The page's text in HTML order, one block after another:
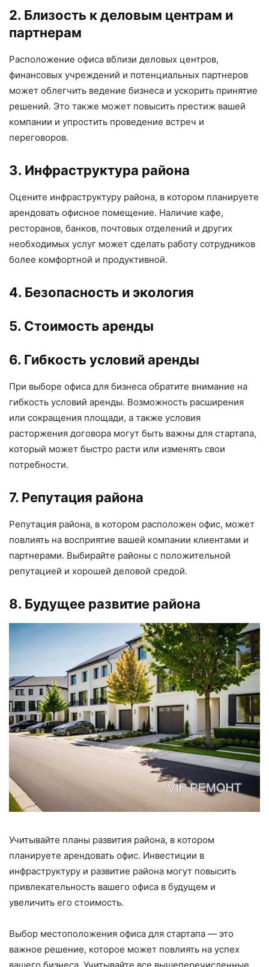
2. Близость к деловым центрам и
партнерам
Расположение офиса вблизи деловых центров,
финансовых учреждений и потенциальных партнеров
может облегчить ведение бизнеса и ускорить принятие
решений. Это также может повысить престиж вашей
компании и упростить проведение встреч и
переговоров.
3. Инфраструктура района
Оцените инфраструктуру района, в котором планируете
арендовать офисное помещение. Наличие кафе,
ресторанов, банков, почтовых отделений и других
необходимых услуг может сделать работу сотрудников
более комфортной и продуктивной.
4. Безопасность и экология
5. Стоимость аренды
6. Гибкость условий аренды
При выборе офиса для бизнеса обратите внимание на
гибкость условий аренды. Возможность расширения
или сокращения площади, а также условия
расторжения договора могут быть важны для стартапа,
который может быстро расти или изменять свои
потребности.
7. Репутация района
Репутация района, в котором расположен офис, может
повлиять на восприятие вашей компании клиентами и
партнерами. Выбирайте районы с положительной
репутацией и хорошей деловой средой.
8. Будущее развитие района
Учитывайте планы развития района, в котором
планируете арендовать офис. Инвестиции в
инфраструктуру и развитие района могут повысить
привлекательность вашего офиса в будущем и
увеличить его стоимость.
Выбор местоположения офиса для стартапа — это
важное решение, которое может повлиять на успех